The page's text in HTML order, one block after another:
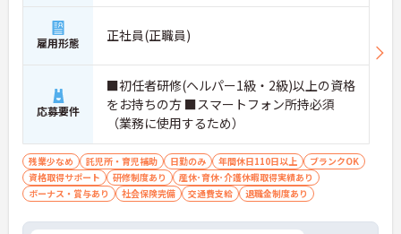
雇用形態 正社員(正職員)
応募要件
■初任者研修(ヘルパー1級・2級)以上の資格
をお持ちの方 ■スマートフォン所持必須
（業務に使用するため）
残業少なめ 託児所・育児補助 日勤のみ 年間休日110日以上
ブランクOK
資格取得サポート
研修制度あり
産休･育休･介護休暇取得実績あり
ボーナス・賞与あり
社会保険完備 交通費支給 退職金制度あり